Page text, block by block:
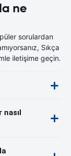
ne
sorulardan
Sıkça
iletişime geçin.
nasıl